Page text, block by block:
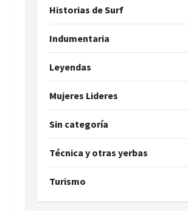
Historias de Surf
Indumentaria
Leyendas
Mujeres Lideres
Sin categoría
Técnica y otras yerbas
Turismo